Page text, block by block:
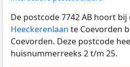
De postcode 7742 AB hoort
Heeckerenlaan te Coevorden
Coevorden. Deze postcode
huisnummerreeks 2 t/m 25.